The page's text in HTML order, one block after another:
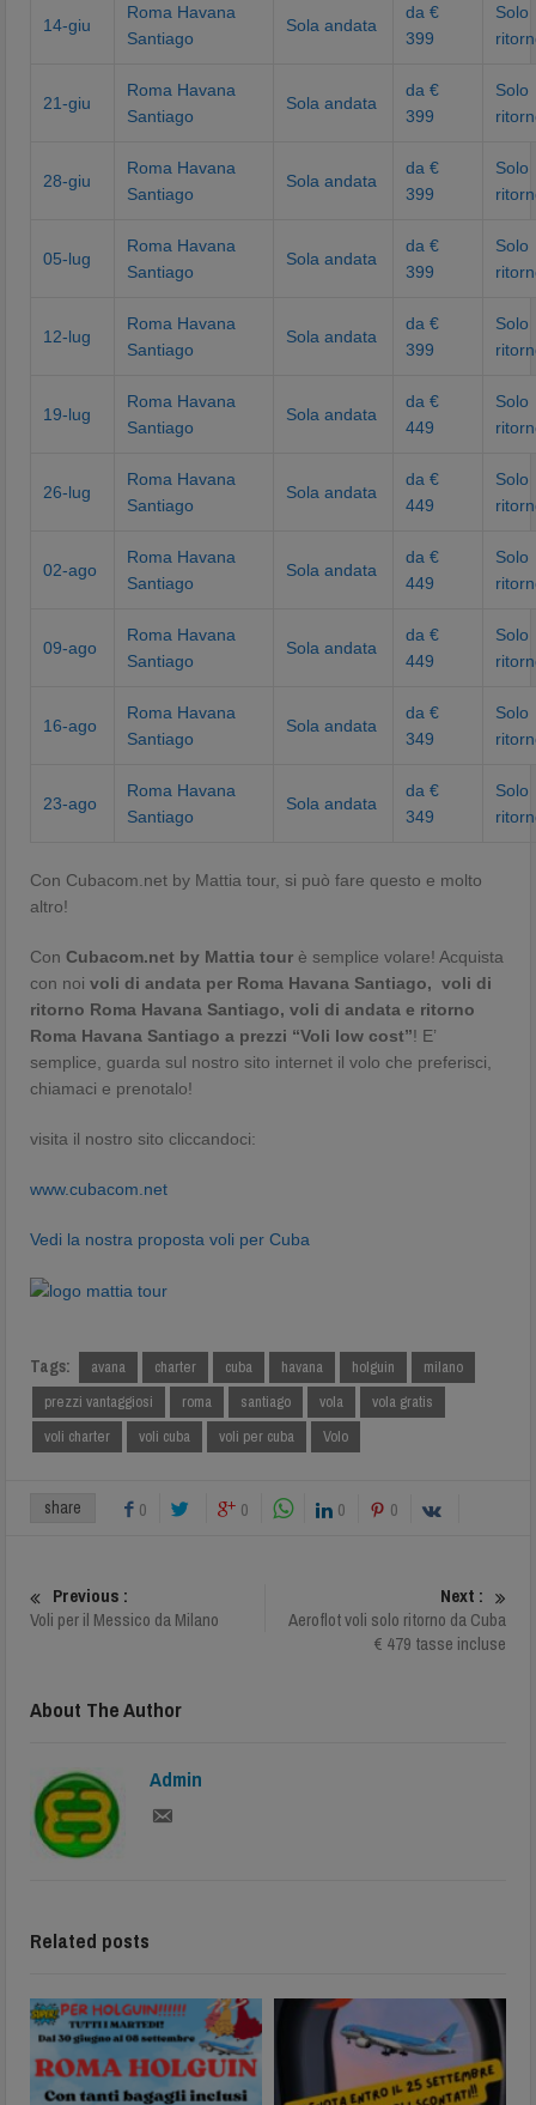
14-giu
Roma Havana
Santiago
Sola andata
da €
399
Solo
21-giu
Roma Havana
Santiago
Sola andata
da €
399
Solo
28-giu
Roma Havana
Santiago
Sola andata
da €
399
Solo
05-lug
Roma Havana
Santiago
Sola andata
da €
399
Solo
12-lug
Roma Havana
Santiago
Sola andata
da €
399
Solo
19-lug
Roma Havana
Santiago
Sola andata
da €
449
Solo
26-lug
Roma Havana
Santiago
Sola andata
da €
449
Solo
02-ago
Roma Havana
Santiago
Sola andata
da €
449
Solo
09-ago
Roma Havana
Santiago
Sola andata
da €
449
Solo
16-ago
Roma Havana
Santiago
Sola andata
da €
349
Solo
23-ago
Roma Havana
Santiago
Sola andata
da €
349
Solo
Con Cubacom.net by Mattia tour, si può fare questo e molto
altro!
ConCubacom.net by Mattia tour è semplice volare! Acquista
con noivoli di andata per Roma Havana Santiago, voli di
ritorno Roma Havana Santiago, voli di andata e ritorno
Roma Havana Santiagoa prezzi “Voli low cost”! E’
semplice, guarda sul nostro sito internet il volo che preferisci,
chiamaci e prenotalo!
visita il nostro sito cliccandoci:
www.cubacom.net
Vedi la nostra proposta voli per Cuba
Tags: avana charter cuba havana holguin
milano
prezzi vantaggiosi
roma santiago vola
vola gratis
voli charter
voli cuba voli per cuba Volo
share 0 0 0 0
Previous :
Voli per il Messico da Milano
Next :
Aeroflot voli solo ritorno da Cuba
€ 479 tasse incluse
About The Author
Admin
Related posts